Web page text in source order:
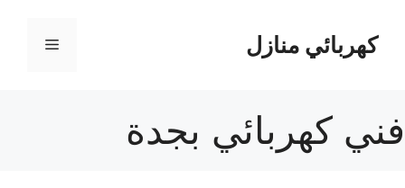
المحتوىكهربائي منازل القائمة
فني كهربائي بجدة